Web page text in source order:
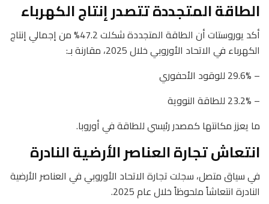
الطاقة المتجددة تتصدر إنتاج الكهرباء
أكد يوروستات أن الطاقة المتجددة شكلت 47.2% من إجمالي إنتاج
الكهرباء في الاتحاد الأوروبي خلال 2025، مقارنة بـ:
– 29.6% للوقود الأحفوري
– 23.2% للطاقة النووية
ما يعزز مكانتها كمصدر رئيسي للطاقة في أوروبا.
انتعاش تجارة العناصر الأرضية النادرة
في سياق متصل، سجلت تجارة الاتحاد الأوروبي في العناصر الأرضية
النادرة انتعاشاً ملحوظاً خلال عام 2025.